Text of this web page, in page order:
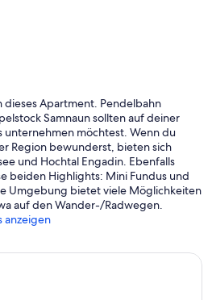
Apartment. Pendelbahn
Samnaun sollten auf deiner
unternehmen möchtest. Wenn du
Region bewunderst, bieten sich
und Hochtal Engadin. Ebenfalls
beiden Highlights: Mini Fundus und
Umgebung bietet viele Möglichkeiten
auf den Wander-/Radwegen.
anzeigen